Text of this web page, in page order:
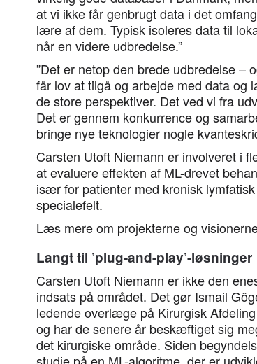
at vi ikke får genbrugt data i det
lære af dem. Typisk isoleres data til
når en videre udbredelse.”
”Det er netop den brede udbredelse –
får lov at tilgå og arbejde med data og
de store perspektiver. Det ved vi fra
Det er gennem konkurrence og
bringe nye teknologier nogle
Carsten Utoft Niemann er involveret i
at evaluere effekten af ML-drevet
især for patienter med kronisk
specialefelt.
Læs mere om projekterne og
Langt til ’plug-and-play’-løsninger
Carsten Utoft Niemann er ikke den
indsats på området. Det gør Ismail
ledende overlæge på Kirurgisk
og har de senere år beskæftiget sig
det kirurgiske område. Siden